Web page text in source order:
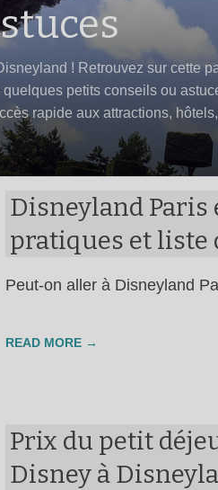
! Retrouvez sur cette
petits conseils ou
rapide aux attractions,
Disneyland Paris
pratiques et liste
Peut-on aller à Disneyland
READ MORE →
Prix du petit
Disney à